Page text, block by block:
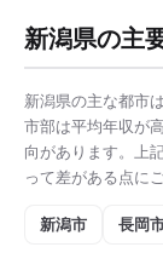
新潟県の主
新潟県の主な都市
市部は平均年収が
向があります。上
って差がある点に
新潟市 長岡